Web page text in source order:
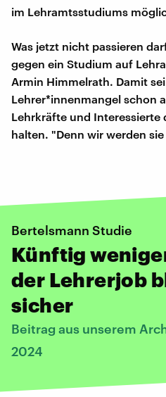
im Lehramtsstudiums
Was jetzt nicht passieren
gegen ein Studium auf
Armin Himmelrath. Damit
Lehrer*innenmangel schon
Lehrkräfte und Interessierte
halten. "Denn wir werden
Bertelsmann Studie
Künftig
der Lehrerjob
sicher
Beitrag aus unserem
2024